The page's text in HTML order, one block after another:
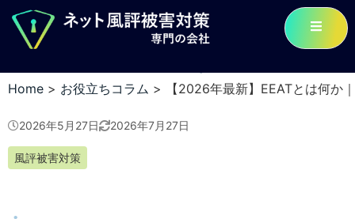
Home > お役立ちコラム > 【2026年最新】EEATとは何か
2026年5月27日 2026年7月27日
風評被害対策